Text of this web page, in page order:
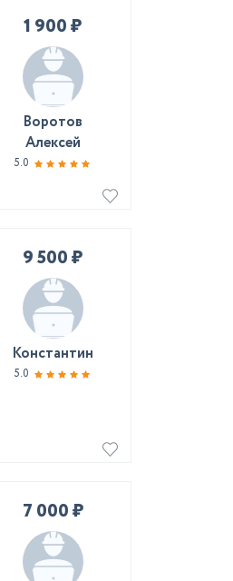
1 900 ₽
Воротов
Алексей
5.0
9 500 ₽
Константин
5.0
7 000 ₽